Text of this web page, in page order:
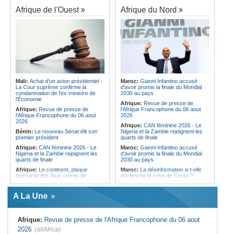
Afrique:La Cour international de
justice fixe le calendrier de la
Visite du Président de la
République et de la Première Dame
à Yamoussoukro
Afrique:L'Angola participe à la 21e
réunion du Partenariat Afrique-
Monde arabe au Caire
Congo-Kinshasa:Ebola - Contre le
variant Bundibugyo, plusieurs
essais lancés mais aucun traitement
Cameroun:Plusieurs
ressortissants expulsés des États-
pays
Afrique:L'Éthiopie accueillera la
76e session du Comité régional de
l'OMS pour le continent
Kenya:Une nouvelle récolte
d'espoir - Le coton Bt relance la
filière cotonnière à Lamu
Ile Maurice:
Alpine Challenge - Une
claque magistrale aux Racing
Ile Maurice:Pas de libération sous
caution pour Seewoo et Deoojee, la
FCC craint une interférence avec
les témoins
Ile Maurice:Kreol Morisien - Un
débat sans voix dissidente
Afrique de l'Ouest
Mali: Achat d'un avion présidentiel -
La Cour suprême confirme la
condamnation de l'ex-ministre de
l'Économie
Afrique: Revue de presse de
l'Afrique Francophone du 06 aout
2026
Bénin: Le nouveau Sénat élit son
premier président
Afrique: CAN féminine 2026 - Le
Nigeria et la Zambie rejoignent les
quarts de finale
Afrique: Le continent, plaque
tournante des faux ordres de
Guinée:
assume les fonctions présidentielles
Ghana:John Dramani en Jamaïque
l'esclavage
Sénégal:Banque mondiale - 340
Afrique du Nord
Maroc: Gianni Infantino accusé
d'avoir promis la finale du Mondial
2030 au pays
Afrique: Revue de presse de
l'Afrique Francophone du 06 aout
2026
Afrique: CAN féminine 2026 - Le
Nigeria et la Zambie rejoignent les
quarts de finale
Maroc: Gianni Infantino accusé
d'avoir promis la finale du Mondial
2030 au pays
Maroc: La désinformation a-t-elle
déclenché la crise de Ceuta ?
Afrique:L'essor historique de
Algérie:France - L'affaire Mehdi
policière contre le narcotrafic
A La Une
Afrique: Revue de presse de l'Afrique Francophone du 06 aout
2026 (allAfrica)